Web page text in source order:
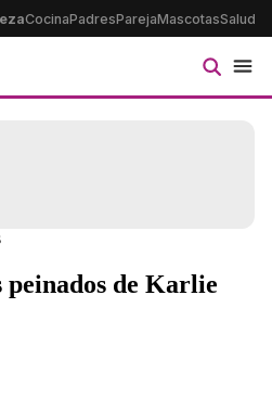
CocinaPadresParejaMascotasSalud
peinados de Karlie